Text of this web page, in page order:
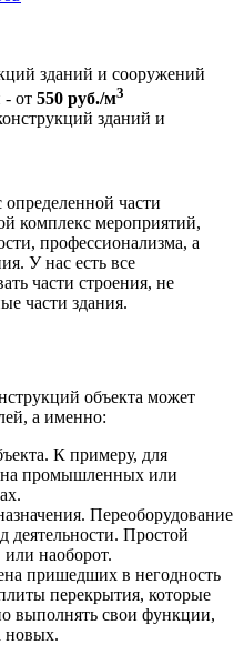
зданий и сооружений
- от 550 руб./м3
зданий и
части
комплекс мероприятий,
профессионализма, а
У нас есть все
части строения, не
части здания.
объекта может
а именно:
К примеру, для
на промышленных или
Переоборудование
деятельности. Простой
наоборот.
пришедших в негодность
перекрытия, которые
выполнять свои функции,
новых.